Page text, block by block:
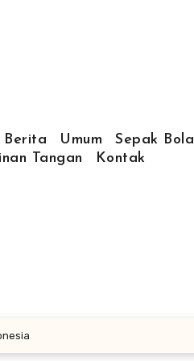
Berita Umum Sepak Bola
Tangan
Kontak